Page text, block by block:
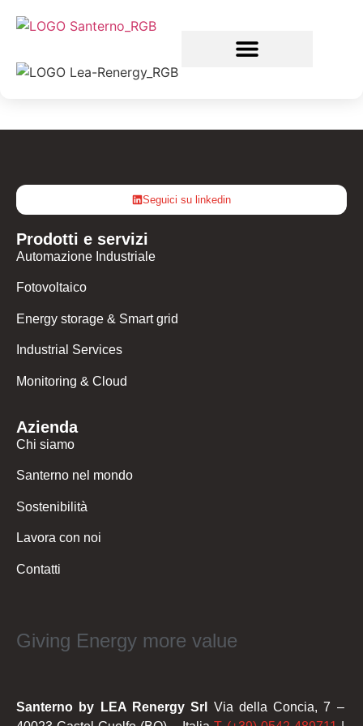
Seguici su linkedin
Prodotti e servizi
Automazione Industriale
Fotovoltaico
Energy storage & Smart grid
Industrial Services
Monitoring & Cloud
Azienda
Chi siamo
Santerno nel mondo
Sostenibilità
Lavora con noi
Contatti
Giving Energy more value
Santerno by LEA Renergy Srl Via della Concia, 7 –